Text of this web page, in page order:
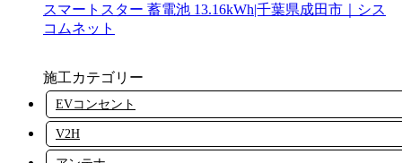
スマートスター 蓄電池 13.16kWh|千葉県成田市｜シス
コムネット
施工カテゴリー
EVコンセント
V2H